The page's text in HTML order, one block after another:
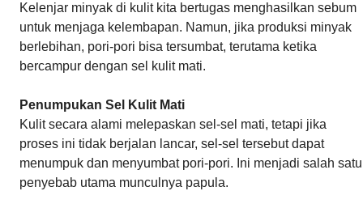
Kelenjar minyak di kulit kita bertugas menghasilkan sebum
untuk menjaga kelembapan. Namun, jika produksi minyak
berlebihan, pori-pori bisa tersumbat, terutama ketika
bercampur dengan sel kulit mati.
Penumpukan Sel Kulit Mati
Kulit secara alami melepaskan sel-sel mati, tetapi jika
proses ini tidak berjalan lancar, sel-sel tersebut dapat
menumpuk dan menyumbat pori-pori. Ini menjadi salah satu
penyebab utama munculnya papula.